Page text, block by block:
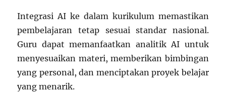
Integrasi AI ke dalam kurikulum memastikan
pembelajaran tetap sesuai standar nasional.
Guru dapat memanfaatkan analitik AI untuk
menyesuaikan materi, memberikan bimbingan
yang personal, dan menciptakan proyek belajar
yang menarik.